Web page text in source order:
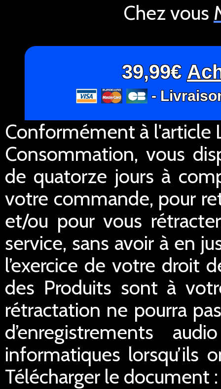
Chez vous
39,99€
-
Conformément à l'article
Consommation, vous
de quatorze jours à
votre commande, pour
et/ou pour vous
service, sans avoir à en
l’exercice de votre droit
des Produits sont à
rétractation ne pourra
d’enregistrements
informatiques lorsqu’ils
Télécharger le document